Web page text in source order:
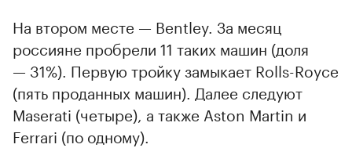
00:00 / 00:00
На втором месте — Bentley. За месяц
россияне пробрели 11 таких машин (доля
— 31%). Первую тройку замыкает Rolls-Royce
(пять проданных машин). Далее следуют
Maserati (четыре), а также Aston Martin и
Ferrari (по одному).